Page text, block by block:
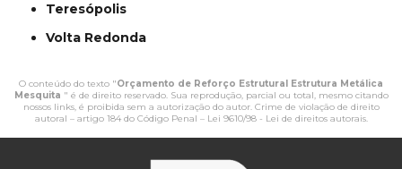
Teresópolis
Volta Redonda
O conteúdo do texto "Orçamento de Reforço Estrutural Estrutura Metálica
Mesquita " é de direito reservado. Sua reprodução, parcial ou total, mesmo citando
nossos links, é proibida sem a autorização do autor. Crime de violação de direito
autoral – artigo 184 do Código Penal – Lei 9610/98 - Lei de direitos autorais.